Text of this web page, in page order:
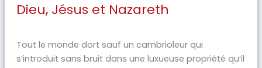
Dieu, Jésus et Nazareth
Tout le monde dort sauf un cambrioleur qui
s’introduit sans bruit dans une luxueuse propriété qu’il